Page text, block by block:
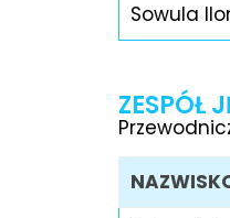
Sowula
ZESPÓŁ